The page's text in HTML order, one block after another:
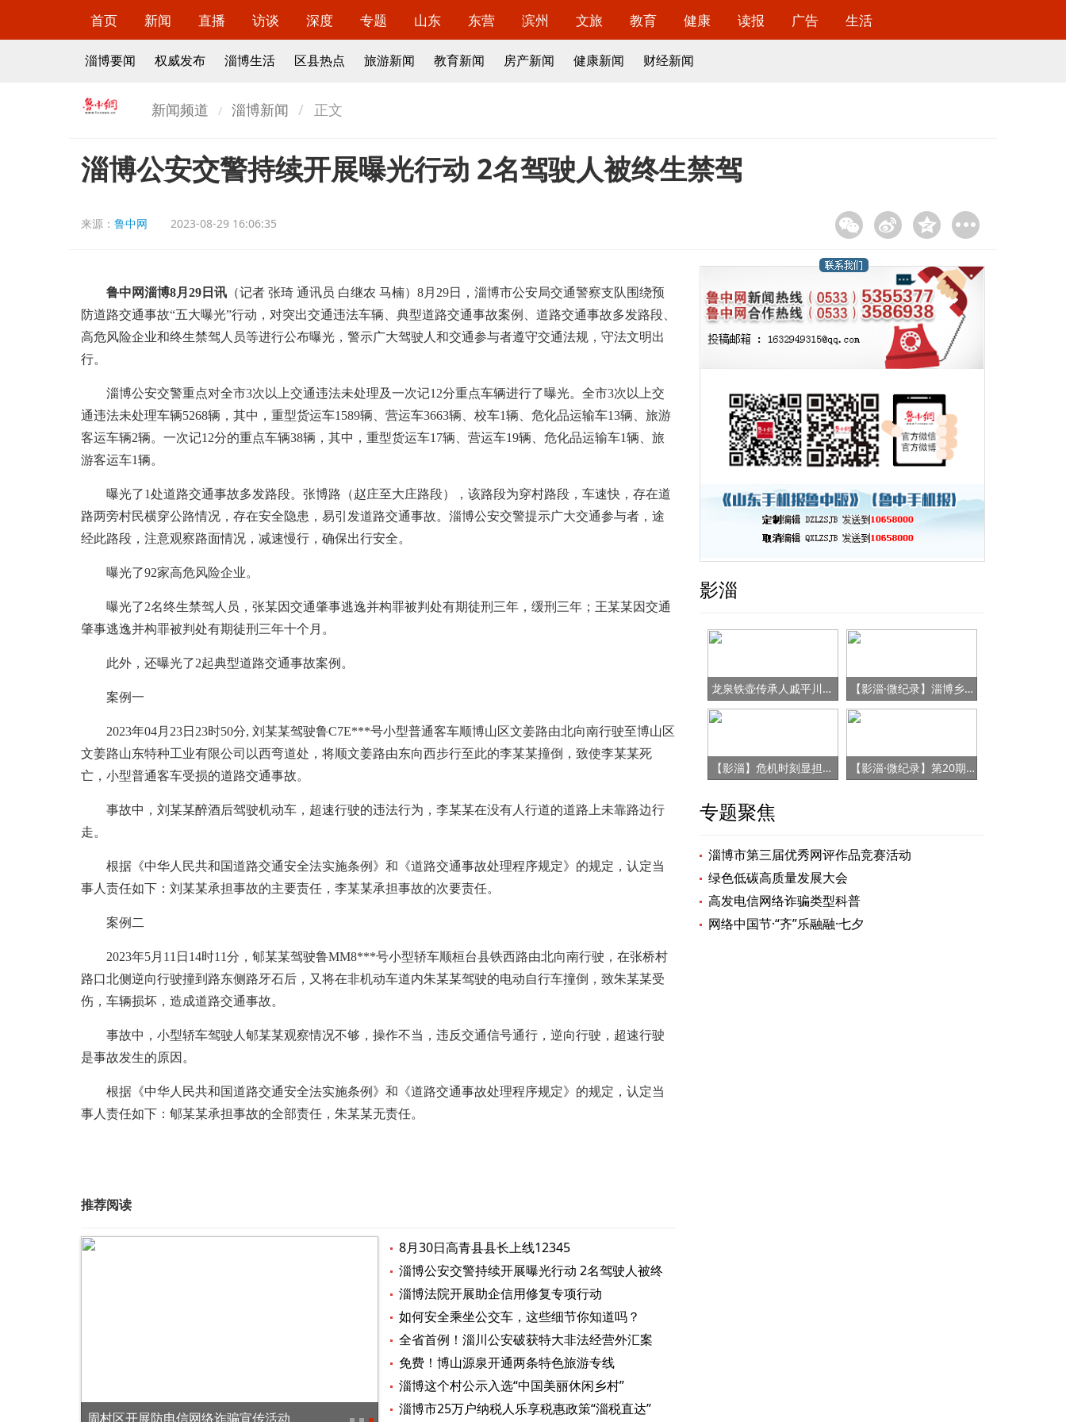
首页 新闻 直播 访谈 深度 专题 山东 东营 滨州 文旅 教育 健康 读报 广告 生活
淄博要闻 权威发布 淄博生活 区县热点 旅游新闻 教育新闻 房产新闻 健康新闻 财经新闻
新闻频道 淄博新闻 正文
淄博公安交警持续开展曝光行动 2名驾驶人被终生禁驾
来源： 鲁中网 2023-08-29 16:06:35
鲁中网淄博8月29日讯 （记者 张琦 通讯员 白继农 马楠）8月29日，淄博市公安局交通警察支队围绕预
防道路交通事故“五大曝光”行动，对突出交通违法车辆、典型道路交通事故案例、道路交通事故多发路段、
高危风险企业和终生禁驾人员等进行公布曝光，警示广大驾驶人和交通参与者遵守交通法规，守法文明出
行。
淄博公安交警重点对全市3次以上交通违法未处理及一次记12分重点车辆进行了曝光。全市3次以上交
通违法未处理车辆5268辆，其中，重型货运车1589辆、营运车3663辆、校车1辆、危化品运输车13辆、旅游
客运车辆2辆。一次记12分的重点车辆38辆，其中，重型货运车17辆、营运车19辆、危化品运输车1辆、旅
游客运车1辆。
曝光了1处道路交通事故多发路段。张博路（赵庄至大庄路段），该路段为穿村路段，车速快，存在道
路两旁村民横穿公路情况，存在安全隐患，易引发道路交通事故。淄博公安交警提示广大交通参与者，途
经此路段，注意观察路面情况，减速慢行，确保出行安全。
曝光了92家高危风险企业。
曝光了2名终生禁驾人员，张某因交通肇事逃逸并构罪被判处有期徒刑三年，缓刑三年；王某某因交通
肇事逃逸并构罪被判处有期徒刑三年十个月。
此外，还曝光了2起典型道路交通事故案例。
案例一
2023年04月23日23时50分, 刘某某驾驶鲁C7E***号小型普通客车顺博山区文姜路由北向南行驶至博山区
文姜路山东特种工业有限公司以西弯道处，将顺文姜路由东向西步行至此的李某某撞倒，致使李某某死
亡，小型普通客车受损的道路交通事故。
事故中，刘某某醉酒后驾驶机动车，超速行驶的违法行为，李某某在没有人行道的道路上未靠路边行
走。
根据《中华人民共和国道路交通安全法实施条例》和《道路交通事故处理程序规定》的规定，认定当
事人责任如下：刘某某承担事故的主要责任，李某某承担事故的次要责任。
案例二
2023年5月11日14时11分，郇某某驾驶鲁MM8***号小型轿车顺桓台县铁西路由北向南行驶，在张桥村
路口北侧逆向行驶撞到路东侧路牙石后，又将在非机动车道内朱某某驾驶的电动自行车撞倒，致朱某某受
伤，车辆损坏，造成道路交通事故。
事故中，小型轿车驾驶人郇某某观察情况不够，操作不当，违反交通信号通行，逆向行驶，超速行驶
是事故发生的原因。
根据《中华人民共和国道路交通安全法实施条例》和《道路交通事故处理程序规定》的规定，认定当
事人责任如下：郇某某承担事故的全部责任，朱某某无责任。
推荐阅读
周村区开展防电信网络诈骗宣传活动 开笔启蒙 尊师明礼
8月30日高青县县长上线12345
淄博公安交警持续开展曝光行动 2名驾驶人被终
生禁驾
淄博法院开展助企信用修复专项行动
如何安全乘坐公交车，这些细节你知道吗？
全省首例！淄川公安破获特大非法经营外汇案
免费！博山源泉开通两条特色旅游专线
淄博这个村公示入选“中国美丽休闲乡村”
淄博市25万户纳税人乐享税惠政策“淄税直达”
影淄
龙泉铁壶传承人戚平川的“守艺”之路 【影淄·微纪录】淄博乡村女书记的“变形记”
【影淄】危机时刻显担当 赤胆忠心保健康 【影淄·微纪录】第20期：战“疫”老将刘景春
专题聚焦
淄博市第三届优秀网评作品竞赛活动
绿色低碳高质量发展大会
高发电信网络诈骗类型科普
网络中国节·“齐”乐融融·七夕